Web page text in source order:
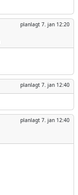
planlagt 7. jan 12:20
planlagt 7. jan 12:40
planlagt 7. jan 12:40